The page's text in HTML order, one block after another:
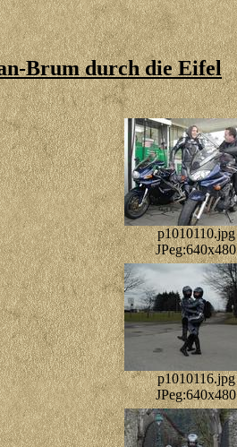
Brum durch die Eifel
p1010110.jpg
JPeg:640x480
p1010116.jpg
JPeg:640x480